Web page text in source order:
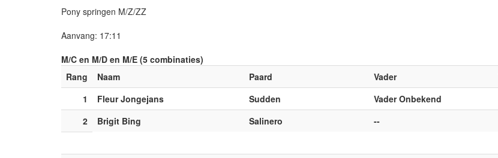
Pony springen M/Z/ZZ
Aanvang: 17:11
M/C en M/D en M/E (5 combinaties)
Rang
Naam Paard Vader
1
Fleur Jongejans Sudden Vader Onbekend
2
Brigit Bing Salinero --